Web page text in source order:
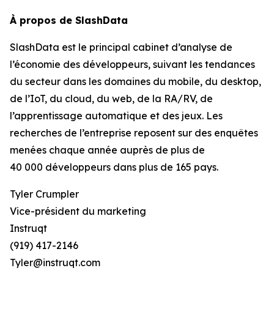
À propos de SlashData
SlashData est le principal cabinet d’analyse de
l’économie des développeurs, suivant les tendances
du secteur dans les domaines du mobile, du desktop,
de l’IoT, du cloud, du web, de la RA/RV, de
l’apprentissage automatique et des jeux. Les
recherches de l’entreprise reposent sur des enquêtes
menées chaque année auprès de plus de
40 000 développeurs dans plus de 165 pays.
Tyler Crumpler
Vice-président du marketing
Instruqt
(919) 417-2146
Tyler@instruqt.com